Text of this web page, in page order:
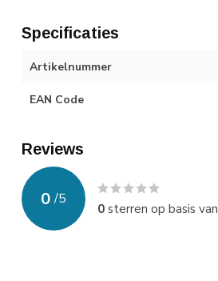
Specificaties
Artikelnummer
EAN Code
Reviews
0 /5
0sterren op basis van